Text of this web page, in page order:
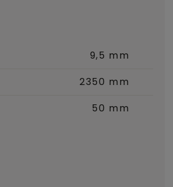
9,5 mm
2350 mm
50 mm